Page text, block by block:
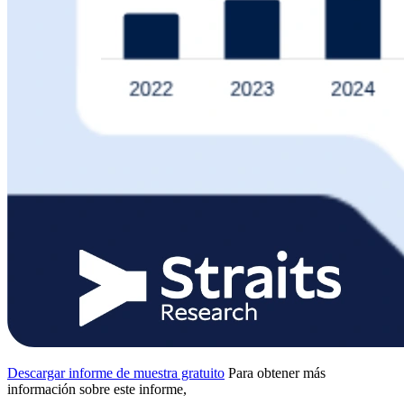
Descargar informe de muestra gratuito Para obtener más
información sobre este informe,